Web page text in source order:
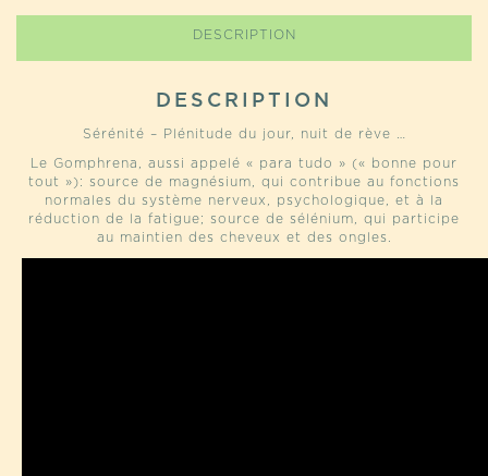
DESCRIPTION
DESCRIPTION
Sérénité – Plénitude du jour, nuit de rève …
Le Gomphrena, aussi appelé « para tudo » (« bonne pour
tout »): source de magnésium, qui contribue au fonctions
normales du système nerveux, psychologique, et à la
réduction de la fatigue; source de sélénium, qui participe
au maintien des cheveux et des ongles.